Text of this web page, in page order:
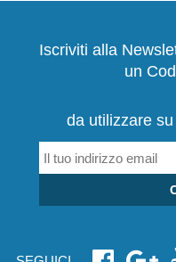
Iscriviti alla
un
da utilizzare